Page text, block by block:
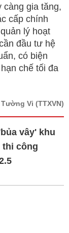
càng gia tăng,
cấp chính
lý hoạt
đầu tư hệ
có biện
chế tối đa
Vi (TTXVN)
vây' khu
công